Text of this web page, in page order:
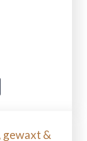
gewaxt &